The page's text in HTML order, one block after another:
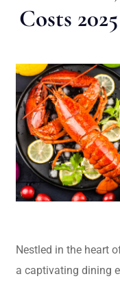
Costs 2025
Nestled in the heart
a captivating dining